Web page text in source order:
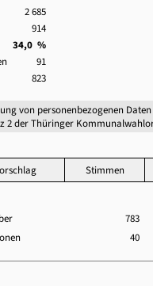
2 685
914
34,0 %
91
823
von personenbezogenen
2 der Thüringer
Stimmen
783
40